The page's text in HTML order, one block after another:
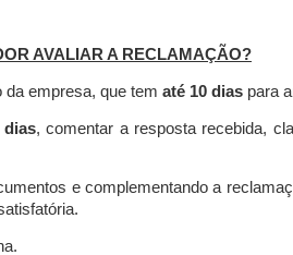
AVALIAR A RECLAMAÇÃO?
empresa, que tem até 10 dias para
dias, comentar a resposta recebida,
e complementando a